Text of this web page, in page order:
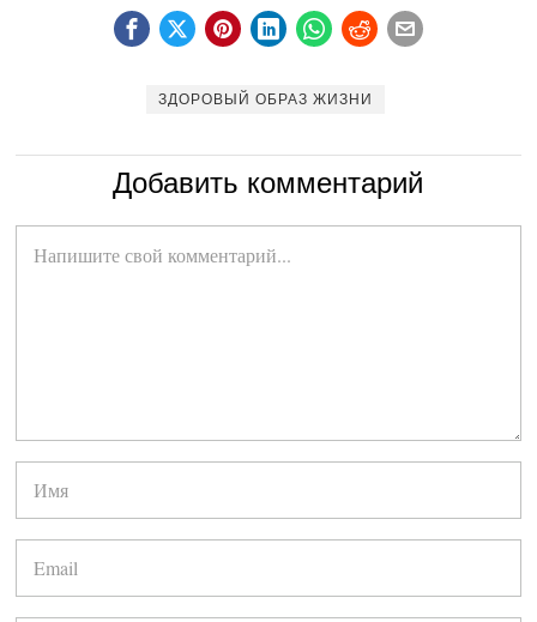
ЗДОРОВЫЙ ОБРАЗ ЖИЗНИ
Добавить комментарий